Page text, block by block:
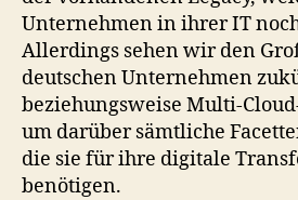
Unternehmen in ihrer IT
Allerdings sehen wir den
deutschen Unternehmen
beziehungsweise Multi-
um darüber sämtliche
die sie für ihre digitale
benötigen.